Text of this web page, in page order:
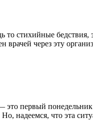
стихийные
через эту
первый понедельник
надеемся, что эта